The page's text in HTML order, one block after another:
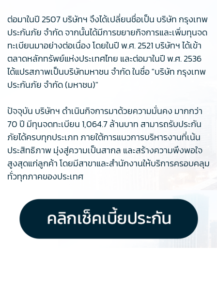
ต่อมาในปี 2507 บริษัทฯ จึงได้เปลี่ยนชื่อเป็น บริษัท กรุงเทพ
ประกันภัย จำกัด จากนั้นได้มีการขยายกิจการและเพิ่มทุนจด
ทะเบียนมาอย่างต่อเนื่อง โดยในปี พ.ศ. 2521 บริษัทฯ ได้เข้า
ตลาดหลักทรัพย์แห่งประเทศไทย และต่อมาในปี พ.ศ. 2536
ได้แปรสภาพเป็นบริษัทมหาชน จำกัด ในชื่อ "บริษัท กรุงเทพ
ประกันภัย จำกัด (มหาชน)"
ปัจจุบัน บริษัทฯ ดำเนินกิจการมาด้วยความมั่นคง มากกว่า
70 ปี มีทุนจดทะเบียน 1,064.7 ล้านบาท สามารถรับประกัน
ภัยได้ครบทุกประเภท ภายใต้การแนวการบริหารงานที่เน้น
ประสิทธิภาพ มุ่งสู่ความเป็นสากล และสร้างความพึงพอใจ
สูงสุดแก่ลูกค้า โดยมีสาขาและสำนักงานให้บริการครอบคลุม
ทั่วทุกภาคของประเทศ